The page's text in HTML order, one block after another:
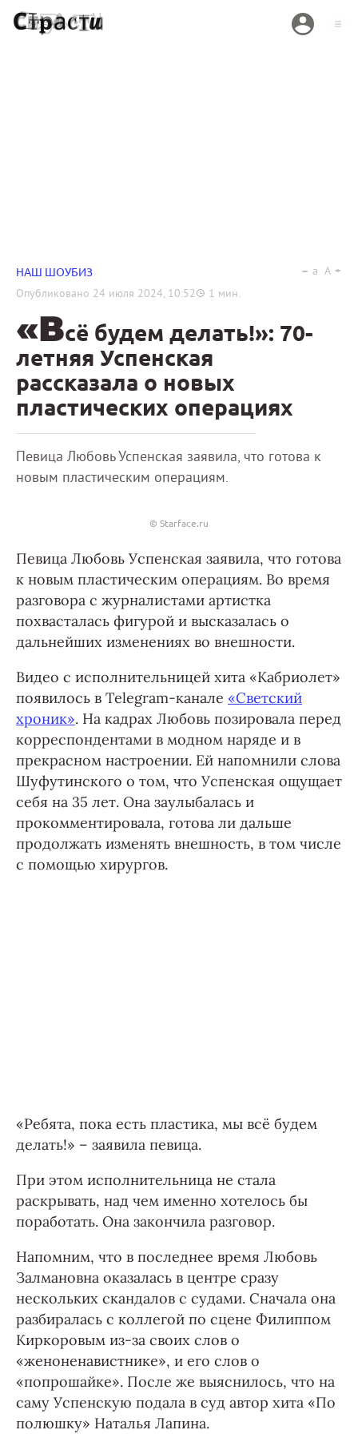
НАШ ШОУБИЗ
Опубликовано 24 июля 2024, 10:52 1 мин.
a A
«Всё будем делать!»: 70-
летняя Успенская
рассказала о новых
пластических операциях
Певица Любовь Успенская заявила, что готова к
новым пластическим операциям.
© Starface.ru
Певица Любовь Успенская заявила, что готова
к новым пластическим операциям. Во время
разговора с журналистами артистка
похвасталась фигурой и высказалась о
дальнейших изменениях во внешности.
Видео с исполнительницей хита «Кабриолет»
появилось в Telegram-канале «Светский
хроник». На кадрах Любовь позировала перед
корреспондентами в модном наряде и в
прекрасном настроении. Ей напомнили слова
Шуфутинского о том, что Успенская ощущает
себя на 35 лет. Она заулыбалась и
прокомментировала, готова ли дальше
продолжать изменять внешность, в том числе
с помощью хирургов.
«Ребята, пока есть пластика, мы всё будем
делать!» – заявила певица.
При этом исполнительница не стала
раскрывать, над чем именно хотелось бы
поработать. Она закончила разговор.
Напомним, что в последнее время Любовь
Залмановна оказалась в центре сразу
нескольких скандалов с судами. Сначала она
разбиралась с коллегой по сцене Филиппом
Киркоровым из-за своих слов о
«женоненавистнике», и его слов о
«попрошайке». После же выяснилось, что на
саму Успенскую подала в суд автор хита «По
полюшку» Наталья Лапина.